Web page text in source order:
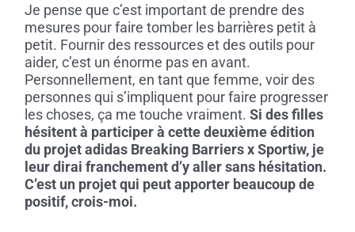
Je pense que c’est important de prendre des
mesures pour faire tomber les barrières petit à
petit. Fournir des ressources et des outils pour
aider, c’est un énorme pas en avant.
Personnellement, en tant que femme, voir des
personnes qui s’impliquent pour faire progresser
les choses, ça me touche vraiment.Si des filles
hésitent à participer à cette deuxième édition
du projet adidas Breaking Barriers x Sportiw, je
leur dirai franchement d’y aller sans hésitation.
C’est un projet qui peut apporter beaucoup de
positif, crois-moi.